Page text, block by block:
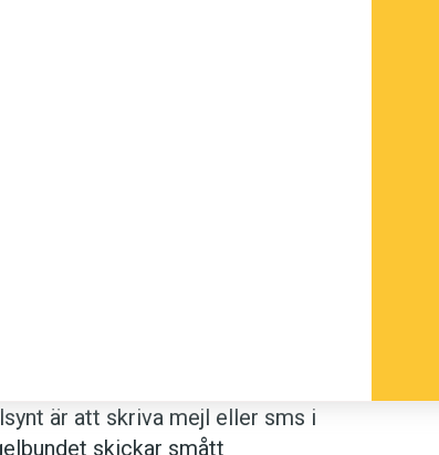
är att skriva mejl eller sms i
skickar smått